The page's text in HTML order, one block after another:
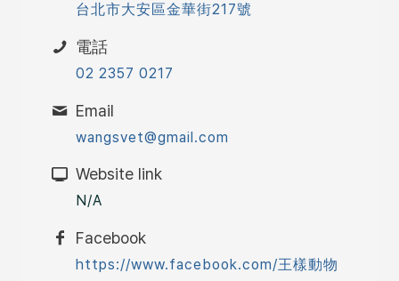
台北市大安區金華街217號
電話
02 2357 0217
Email
wangsvet@gmail.com
Website link
N/A
Facebook
https://www.facebook.com/王樣動物